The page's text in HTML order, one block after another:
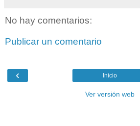
No hay comentarios:
Publicar un comentario
‹ Inicio
Ver versión web